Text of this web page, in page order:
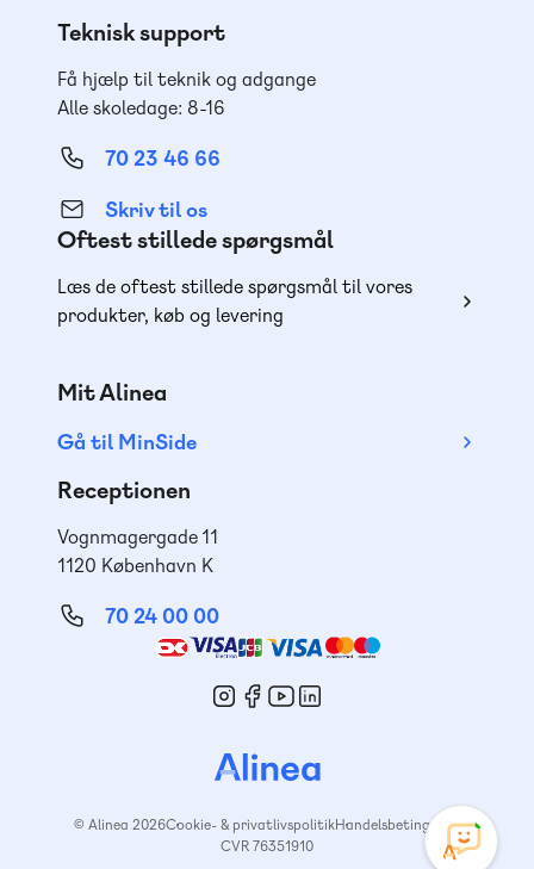
Teknisk support
Få hjælp til teknik og adgange
Alle skoledage: 8-16
70 23 46 66
Skriv til os
Oftest stillede spørgsmål
Læs de oftest stillede spørgsmål til vores
produkter, køb og levering
Mit Alinea
Gå til MinSide
Receptionen
Vognmagergade 11
1120 København K
70 24 00 00
© Alinea 2026Cookie- & privatlivspolitikHandelsbetingelser
CVR 76351910